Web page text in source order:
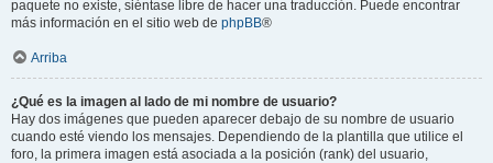
paquete no existe, siéntase libre de hacer una traducción. Puede encontrar
más información en el sitio web de phpBB®
Arriba
¿Qué es la imagen al lado de mi nombre de usuario?
Hay dos imágenes que pueden aparecer debajo de su nombre de usuario
cuando esté viendo los mensajes. Dependiendo de la plantilla que utilice el
foro, la primera imagen está asociada a la posición (rank) del usuario,